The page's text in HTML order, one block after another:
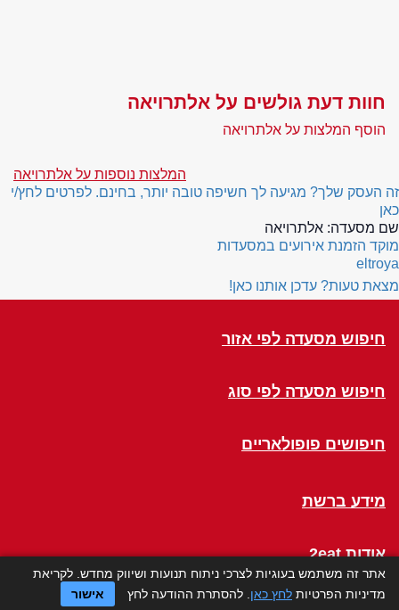
חוות דעת גולשים על אלתרויאה
הוסף המלצות על אלתרויאה
המלצות נוספות על אלתרויאה
זה העסק שלך? מגיעה לך חשיפה טובה יותר, בחינם. לפרטים לחץ/י
כאן
שם מסעדה: אלתרויאה
מוקד הזמנת אירועים במסעדות
eltroya
מצאת טעות? עדכן אותנו כאן!
חיפוש מסעדה לפי אזור
חיפוש מסעדה לפי סוג
חיפושים פופולאריים
מידע ברשת
אודות 2eat
Click a Table
אתר זה משתמש בעוגיות לצרכי ניתוח תנועות ושיווק מחדש. לקריאת
מדיניות הפרטיות לחץ כאן . להסתרת ההודעה לחץ אישור